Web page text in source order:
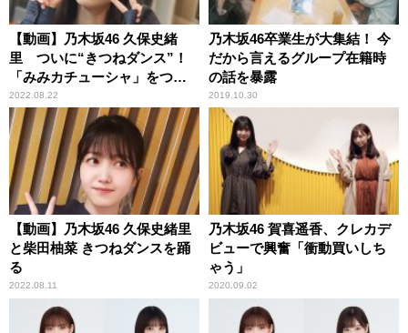
【動画】乃木坂46 久保史緒
里 ついに“きつねダンス”！
「みみカチューシャ」をつけ
て金川紗耶と踊る
2022.08.22
乃木坂46卒業生が大集結！ 今
だから言えるグループ在籍時
の話を暴露
2019.10.30
【動画】乃木坂46 久保史緒里
と柴田柚菜 きつねダンスを踊
る
2022.08.11
乃木坂46 賀喜遥香、クレカデ
ビューで興奮「衝動買いしち
ゃう」
2020.09.02